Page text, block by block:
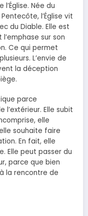
Née du
l’Église vit
du Diable. Elle est
sur son
Ce qui permet
L’envie de
la déception
parce
l’extérieur. Elle subit
elle
souhaite faire
En fait, elle
Elle peut passer du
parce que bien
la rencontre de